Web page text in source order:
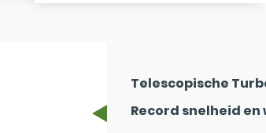
Telescopische
Record snelheid